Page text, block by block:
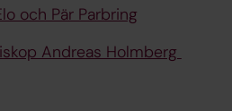
och Pär Parbring
Andreas Holmberg